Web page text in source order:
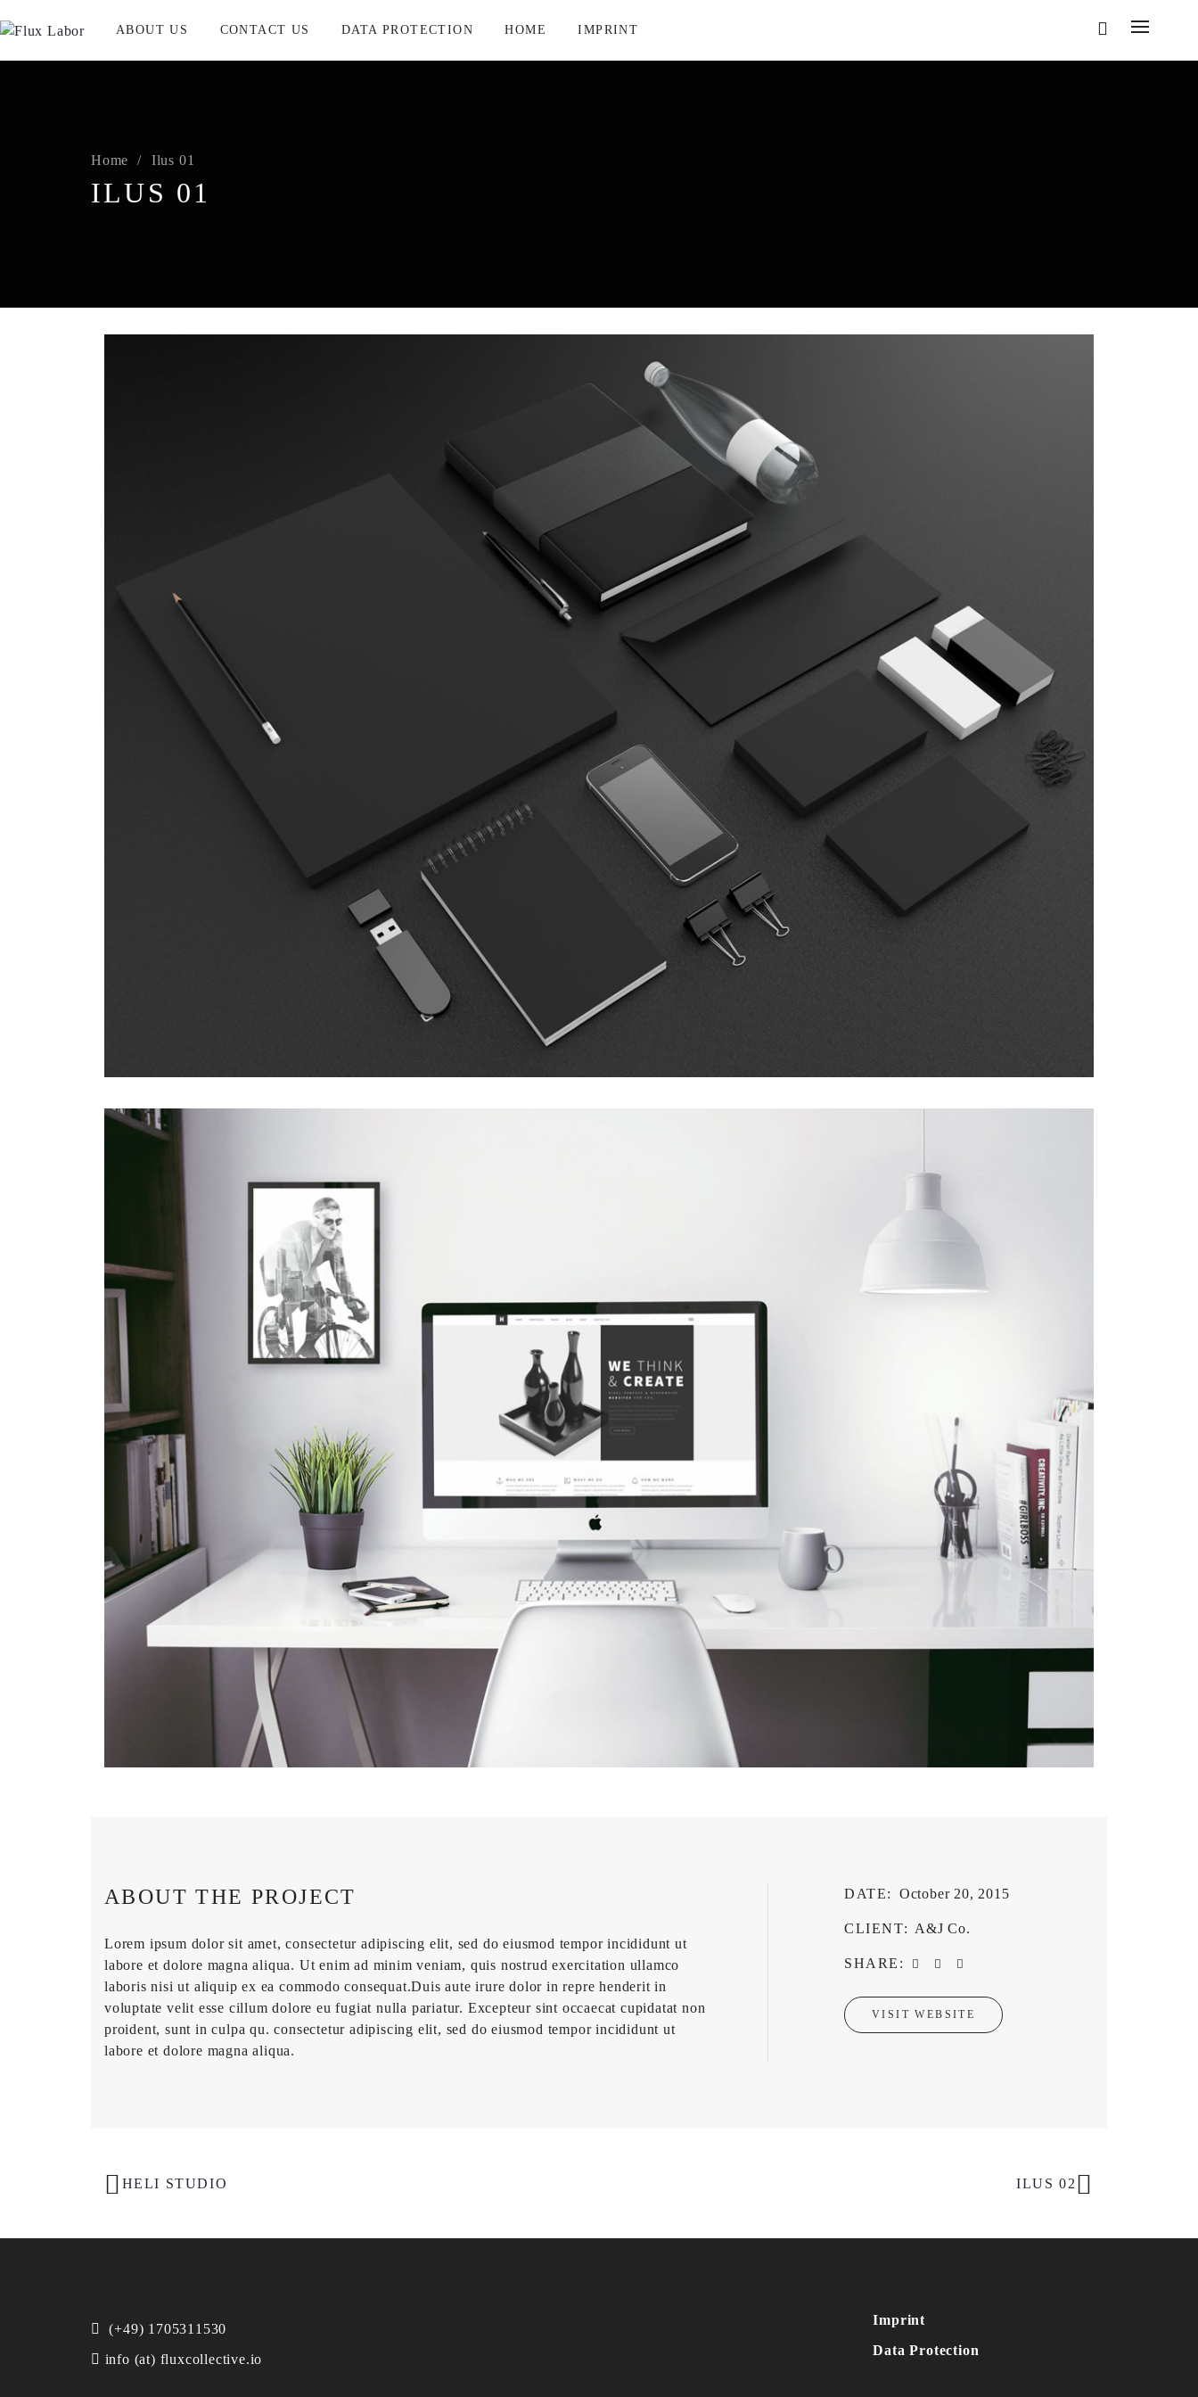
ABOUT US CONTACT US DATA PROTECTION HOME IMPRINT
Home Ilus 01
ILUS 01
ABOUT THE PROJECT
Lorem ipsum dolor sit amet, consectetur adipiscing elit, sed do eiusmod tempor incididunt ut
labore et dolore magna aliqua. Ut enim ad minim veniam, quis nostrud exercitation ullamco
laboris nisi ut aliquip ex ea commodo consequat.Duis aute irure dolor in repre henderit in
voluptate velit esse cillum dolore eu fugiat nulla pariatur. Excepteur sint occaecat cupidatat non
proident, sunt in culpa qu. consectetur adipiscing elit, sed do eiusmod tempor incididunt ut
labore et dolore magna aliqua.
DATE: October 20, 2015
CLIENT: A&J Co.
SHARE:
VISIT WEBSITE
PORTFOLIO
HELI STUDIO ILUS 02
(+49) 1705311530
info (at) fluxcollective.io
Imprint
Data Protection